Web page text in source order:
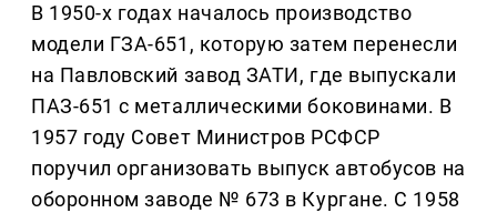
В 1950-х годах началось производство
модели ГЗА-651, которую затем перенесли
на Павловский завод ЗАТИ, где выпускали
ПАЗ-651 с металлическими боковинами. В
1957 году Совет Министров РСФСР
поручил организовать выпуск автобусов на
оборонном заводе № 673 в Кургане. С 1958